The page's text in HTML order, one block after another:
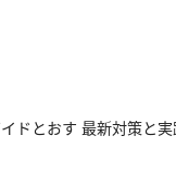
ドとおす 最新対策と実